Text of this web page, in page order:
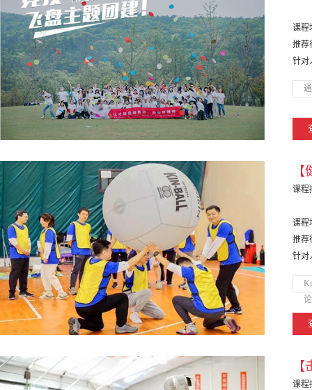
课程
推荐
针对
课程
课程
推荐
针对
课程